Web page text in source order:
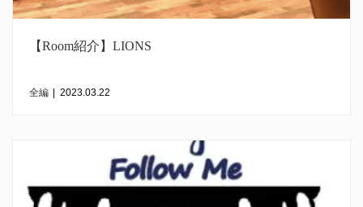
【Room紹介】LIONS
全編 2023.03.22